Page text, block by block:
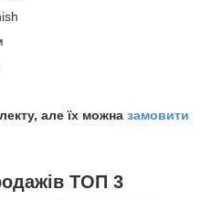
але їх можна замовити
ТОП 3